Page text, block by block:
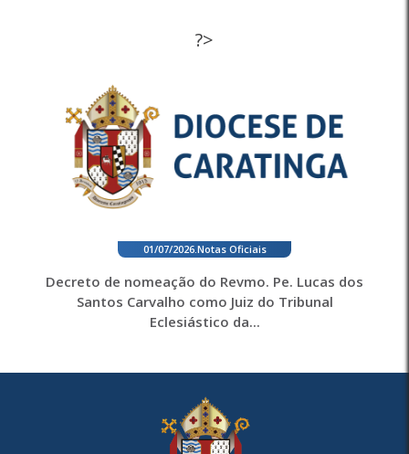
?>
01/07/2026. Notas Oficiais
Decreto de nomeação do Revmo. Pe. Lucas dos
Santos Carvalho como Juiz do Tribunal
Eclesiástico da...